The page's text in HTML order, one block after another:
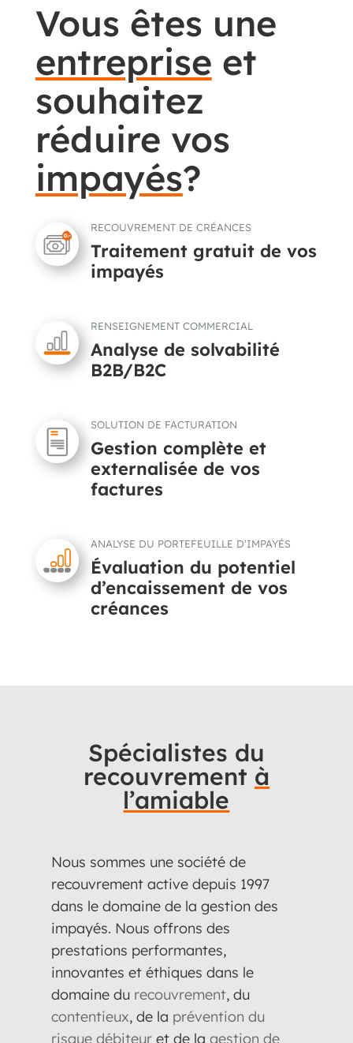
Vous êtes une
entreprise et
souhaitez
réduire vos
impayés?
RECOUVREMENT DE CRÉANCES
Traitement gratuit de vos
impayés
RENSEIGNEMENT COMMERCIAL
Analyse de solvabilité
B2B/B2C
SOLUTION DE FACTURATION
Gestion complète et
externalisée de vos
factures
ANALYSE DU PORTEFEUILLE D'IMPAYÉS
Évaluation du potentiel
d’encaissement de vos
créances
Spécialistes du
recouvrement à
l’amiable
Nous sommes une société de
recouvrement active depuis 1997
dans le domaine de la gestion des
impayés. Nous offrons des
prestations performantes,
innovantes et éthiques dans le
domaine durecouvrement, du
contentieux, de la prévention du
risque débiteuret de la gestion de